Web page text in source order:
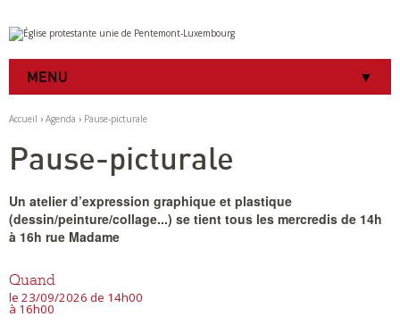
Aller
au
contenu.
à
navigation
Outils
personnels
MENU
Accueil › Agenda › Pause-picturale
Pause-picturale
Un atelier d’expression graphique et plastique
(dessin/peinture/collage...) se tient tous les mercredis de 14h
à 16h rue Madame
Quand
le 23/09/2026 de 14h00
à 16h00